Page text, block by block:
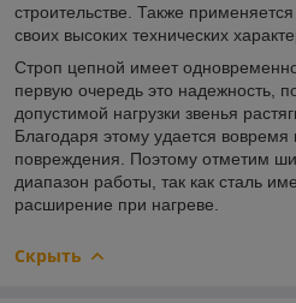
строительстве. Также
своих высоких технических
Строп цепной имеет
первую очередь это надежность,
допустимой нагрузки звенья
Благодаря этому удается
повреждения. Поэтому отметим
диапазон работы, так как сталь
расширение при нагреве.
Скрыть